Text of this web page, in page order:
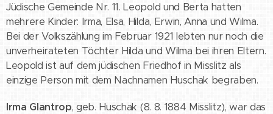
Jüdische Gemeinde Nr. 11. Leopold und Berta hatten
mehrere Kinder: Irma, Elsa, Hilda, Erwin, Anna und Wilma.
Bei der Volkszählung im Februar 1921 lebten nur noch die
unverheirateten Töchter Hilda und Wilma bei ihren Eltern.
Leopold ist auf dem jüdischen Friedhof in Misslitz als
einzige Person mit dem Nachnamen Huschak begraben.
Irma Glantrop, geb. Huschak (8. 8. 1884 Misslitz), war das